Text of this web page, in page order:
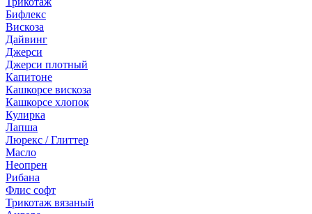
Бифлекс
Вискоза
Дайвинг
Джерси
Джерси плотный
Капитоне
Кашкорсе вискоза
Кашкорсе хлопок
Кулирка
Лапша
Люрекс / Глиттер
Масло
Неопрен
Рибана
Флис софт
Трикотаж вязаный